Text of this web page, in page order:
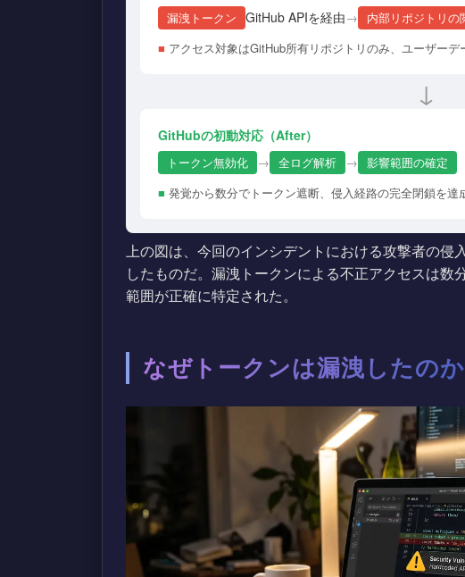
漏洩トークン GitHub APIを経由→
内部リポジトリの
■ アクセス対象はGitHub所有リポジトリのみ、ユーザーデ
↓
GitHubの初動対応（After）
トークン無効化 → 全ログ解析 → 影響範囲の確定
■ 発覚から数分でトークン遮断、侵入経路の完全閉鎖を達
上の図は、今回のインシデントにおける攻撃者の
したものだ。漏洩トークンによる不正アクセスは数
範囲が正確に特定された。
なぜトークンは漏洩したのか